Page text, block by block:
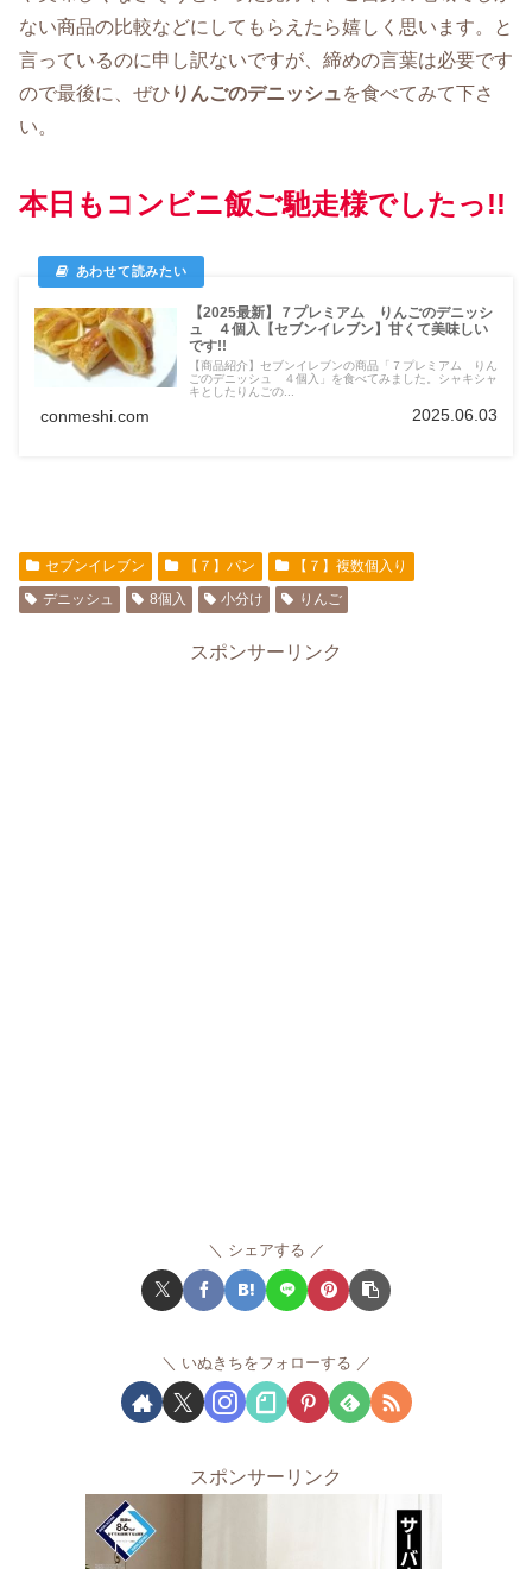
ない商品の比較などにしてもらえたら嬉しく思います。と
言っているのに申し訳ないですが、締めの言葉は必要です
ので最後に、ぜひ りんごのデニッシュを食べてみて下さ
い。
本日もコンビニ飯ご馳走様でしたっ!!
【2025最新】７プレミアム りんごのデニッシ
ュ ４個入【セブンイレブン】甘くて美味しい
です!!
【商品紹介】セブンイレブンの商品「７プレミアム りん
ごのデニッシュ ４個入」を食べてみました。シャキシャ
キとしたりんごの...
conmeshi.com 2025.06.03
セブンイレブン 【７】パン
【７】複数個入り
デニッシュ
8個入 小分け りんご
スポンサーリンク
シェアする
いぬきちをフォローする
スポンサーリンク